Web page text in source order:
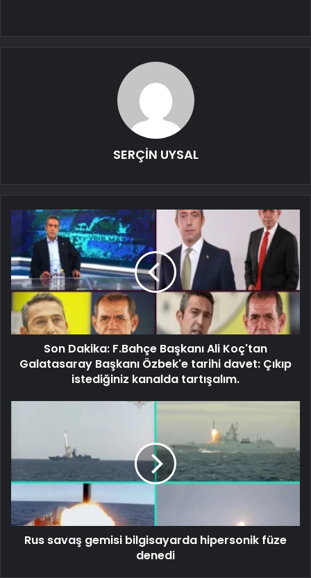
SERÇİN UYSAL
Son Dakika: F.Bahçe Başkanı Ali Koç'tan
Galatasaray Başkanı Özbek'e tarihi davet: Çıkıp
istediğiniz kanalda tartışalım.
Rus savaş gemisi bilgisayarda hipersonik füze
denedi